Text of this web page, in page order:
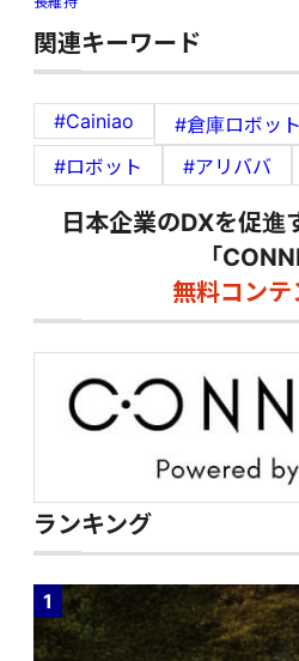
関連キーワード
#Cainiao #倉庫ロボット
#ロボット
#アリババ
日本企業のDXを促進
「
無料コン
ランキング
1